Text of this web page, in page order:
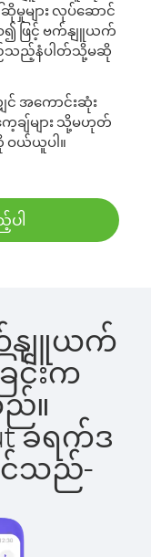
မှုများ လုပ်ဆောင်
၍ ဖြင့် ဗက်နျူယက်
ည်သည့်နံပါတ်သို့မဆို
အကောင်းဆုံး
ေ့ချ်များ သို့မဟုတ်
ဝယ်ယူပါ။
ါ
က်နျူယက်
င်းက
။
ခရက်ဒ
င်သည်-